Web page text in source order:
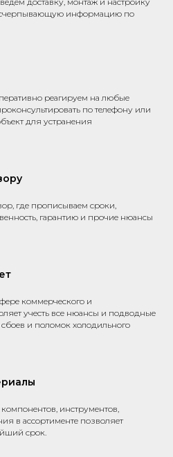
информацию по
реагируем на любые
по телефону или
для устранения
где прописываем сроки,
гарантию и прочие нюансы
коммерческого и
учесть все нюансы и подводные
и поломок холодильного
инструментов,
в ассортименте позволяет
срок.